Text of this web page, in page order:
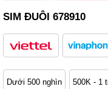
SIM ĐUÔI 678910
Dưới 500 nghìn 500K - 1